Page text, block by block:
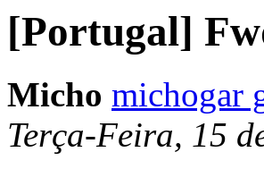
[Portugal]
Micho michogar
Terça-Feira, 15